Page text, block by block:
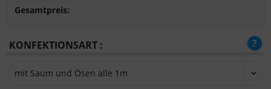
Gesamtpreis:
KONFEKTIONSART :